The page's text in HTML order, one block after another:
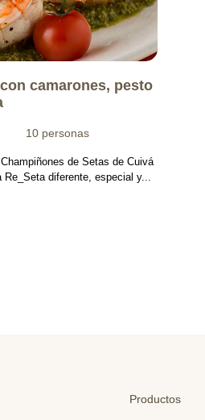
camarones, pesto
10 personas
de Setas de Cuivá
Re_Seta diferente, especial y...
Productos